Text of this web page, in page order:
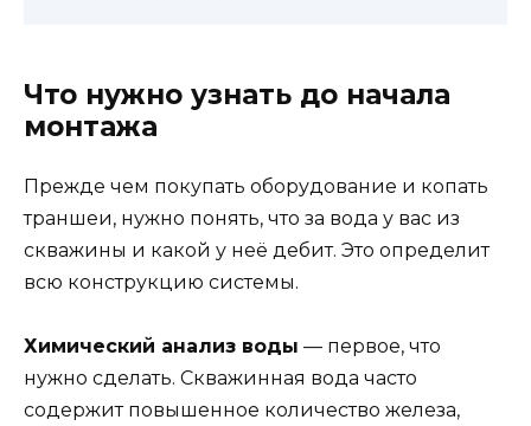
Что нужно узнать до начала
монтажа
Прежде чем покупать оборудование и копать
траншеи, нужно понять, что за вода у вас из
скважины и какой у неё дебит. Это определит
всю конструкцию системы.
Химический анализ воды — первое, что
нужно сделать. Скважинная вода часто
содержит повышенное количество железа,